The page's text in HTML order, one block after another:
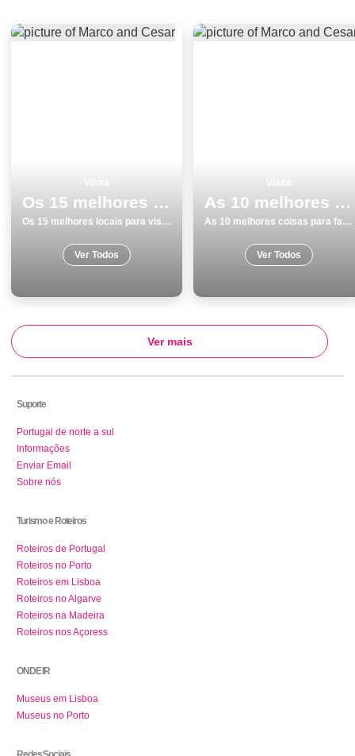
Os 15 melhores locais para visitar em Lisboa
Os 15 melhores locais para visitar em Lisboa
Ver Todos
As 10 melhores coisas para fazer e visitar em PÃ³voa de Varzim
As 10 melhores coisas para fazer e visitar em PÃ³voa de Varzim
Ver Todos
Ver mais
Suporte
Portugal de norte a sul
Informações
Enviar Email
Sobre nós
Turismo e Roteiros
Roteiros de Portugal
Roteiros no Porto
Roteiros em Lisboa
Roteiros no Algarve
Roteiros na Madeira
Roteiros nos Açoress
ONDE IR
Museus em Lisboa
Museus no Porto